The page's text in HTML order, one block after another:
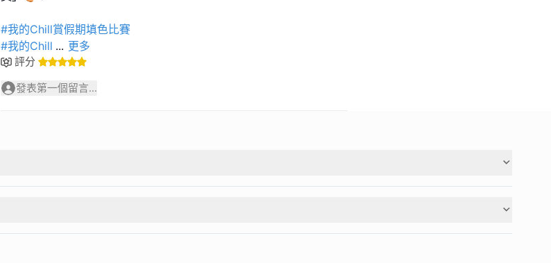
#我的Chill賞假期填色比賽
#我的Chill ... 更多
評分
發表第一個留言...